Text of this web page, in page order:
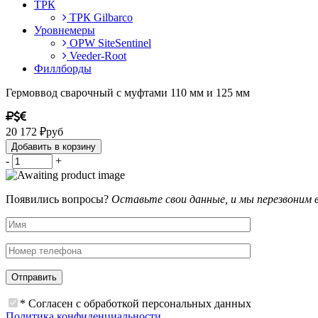
ТРК
ТРК Gilbarco
Уровнемеры
OPW SiteSentinel
Veeder-Root
Филлборды
Гермоввод сварочный с муфтами 110 мм и 125 мм
20 172 ₽руб
Добавить в корзину
- +
Появились вопросы? Оставьте свои данные, и мы перезвоним
* Согласен с обработкой персональных данных